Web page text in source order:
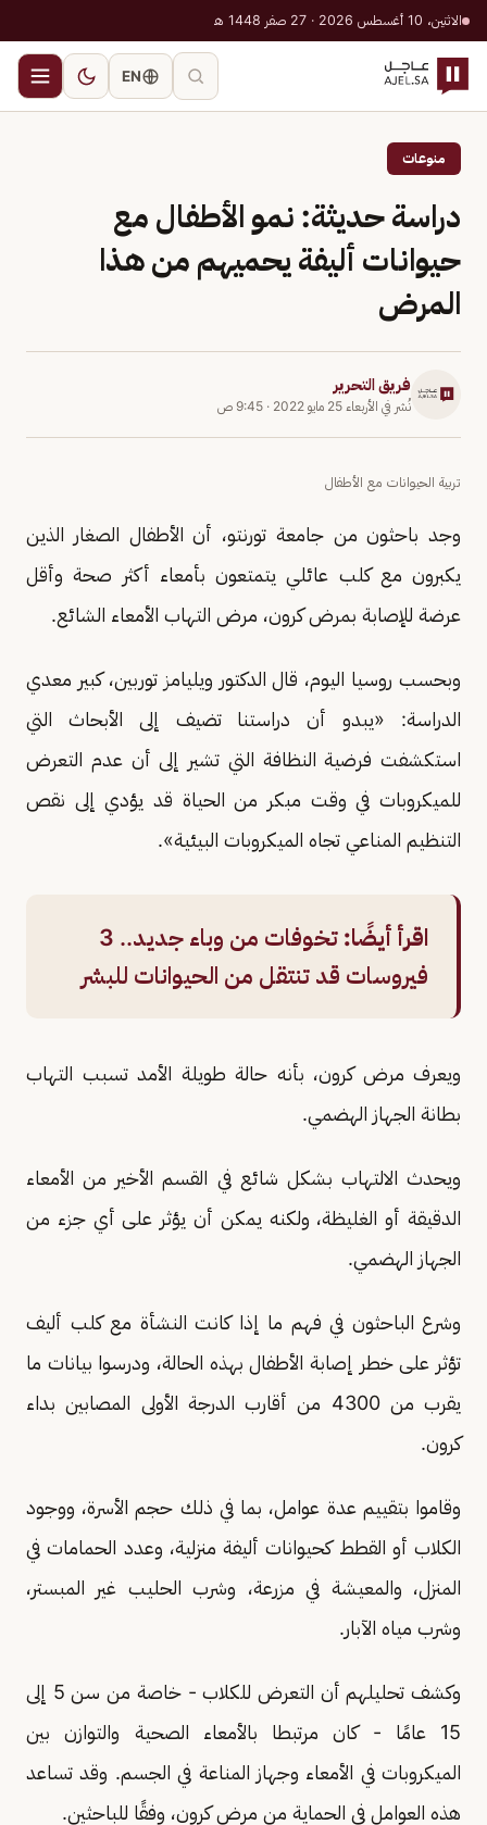
الاثنين، 10 أغسطس 2026 · 27 صفر 1448 هـ
EN
منوعات
دراسة حديثة: نمو الأطفال مع
حيوانات أليفة يحميهم من هذا
المرض
فريق التحرير
نُشر في الأربعاء 25 مايو 2022 · 9:45 ص
تربية الحيوانات مع الأطفال
وجد باحثون من جامعة تورنتو، أن الأطفال الصغار الذين
يكبرون مع كلب عائلي يتمتعون بأمعاء أكثر صحة وأقل
عرضة للإصابة بمرض كرون، مرض التهاب الأمعاء الشائع.
وبحسب روسيا اليوم، قال الدكتور ويليامز توربين، كبير معدي
الدراسة: «يبدو أن دراستنا تضيف إلى الأبحاث التي
استكشفت فرضية النظافة التي تشير إلى أن عدم التعرض
للميكروبات في وقت مبكر من الحياة قد يؤدي إلى نقص
التنظيم المناعي تجاه الميكروبات البيئية».
اقرأ أيضًا:
تخوفات من وباء جديد.. 3
فيروسات قد تنتقل من الحيوانات للبشر
ويعرف مرض كرون، بأنه حالة طويلة الأمد تسبب التهاب
بطانة الجهاز الهضمي.
ويحدث الالتهاب بشكل شائع في القسم الأخير من الأمعاء
الدقيقة أو الغليظة، ولكنه يمكن أن يؤثر على أي جزء من
الجهاز الهضمي.
وشرع الباحثون في فهم ما إذا كانت النشأة مع كلب أليف
تؤثر على خطر إصابة الأطفال بهذه الحالة، ودرسوا بيانات ما
يقرب من 4300 من أقارب الدرجة الأولى المصابين بداء
كرون.
وقاموا بتقييم عدة عوامل، بما في ذلك حجم الأسرة، ووجود
الكلاب أو القطط كحيوانات أليفة منزلية، وعدد الحمامات في
المنزل، والمعيشة في مزرعة، وشرب الحليب غير المبستر،
وشرب مياه الآبار.
وكشف تحليلهم أن التعرض للكلاب - خاصة من سن 5 إلى
15 عامًا - كان مرتبطا بالأمعاء الصحية والتوازن بين
الميكروبات في الأمعاء وجهاز المناعة في الجسم. وقد تساعد
هذه العوامل في الحماية من مرض كرون، وفقًا للباحثين.